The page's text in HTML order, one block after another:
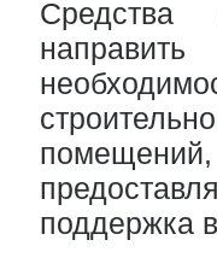
Средства
поддержка